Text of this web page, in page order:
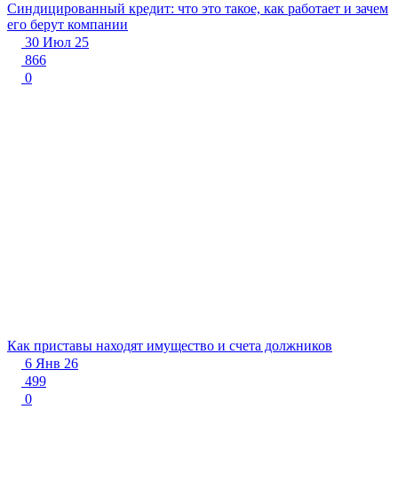
Синдицированный кредит: что это такое, как работает и зачем
его берут компании
30 Июл 25
866
0
Как приставы находят имущество и счета должников
6 Янв 26
499
0